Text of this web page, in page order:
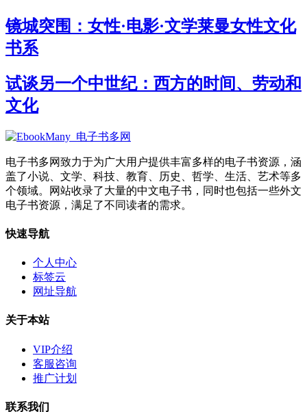
镜城突围：女性·电影·文学莱曼女性文化
书系
试谈另一个中世纪：西方的时间、劳动和
文化
电子书多网致力于为广大用户提供丰富多样的电子书资源，涵
盖了小说、文学、科技、教育、历史、哲学、生活、艺术等多
个领域。网站收录了大量的中文电子书，同时也包括一些外文
电子书资源，满足了不同读者的需求。
快速导航
个人中心
标签云
网址导航
关于本站
VIP介绍
客服咨询
推广计划
联系我们